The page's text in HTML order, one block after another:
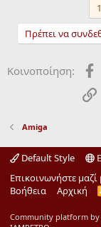
s
Πρέπει να
Κοινοποίηση:
Amiga
Default Style
Επικοινωνήστε μαζί
Βοήθεια
Αρχική
Community platform by